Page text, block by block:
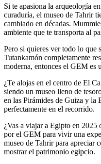
Si te apasiona la arqueología
curaduría, el museo de Tahrir
cambiado en décadas.
ambiente que te transporta al
Pero si quieres ver todo lo que
Tutankamón completamente
moderna, entonces el GEM es
¿Te alojas en el centro de El
siendo un museo lleno de
en las Pirámides de Guiza y la
perfectamente en el recorrido.
¿Vas a viajar a Egipto en 2025
por el GEM para vivir una
museo de Tahrir para apreciar
mostrar el patrimonio egipcio.